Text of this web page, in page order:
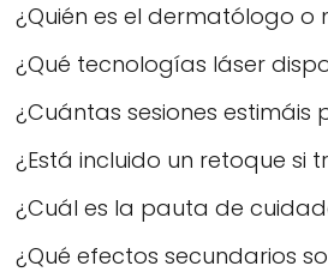
¿Quién es el dermatólogo
¿Qué tecnologías láser
¿Cuántas sesiones
¿Está incluido un retoque
¿Cuál es la pauta de
¿Qué efectos secundarios